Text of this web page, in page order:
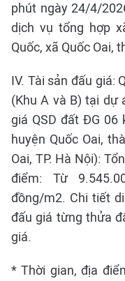
phút ngày 24/4/
dịch vụ tổng hợp
Quốc, xã Quốc Oai,
IV. Tài sản đấu giá:
(Khu A và B) tại dự
giá QSD đất ĐG 06
huyện Quốc Oai,
Oai, TP. Hà Nội):
điểm: Từ
đồng/m2. Chi tiết
đấu giá từng thửa
giá.
* Thời gian, địa